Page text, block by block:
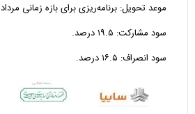
موعد تحویل: برنامه‌ریزی برای بازه زمانی مرداد تا
سود مشارکت: ۱۹.۵ درصد.
سود انصراف: ۱۶.۵ درصد.